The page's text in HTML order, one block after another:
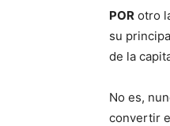
POR otro
su
de la
No es,
convertir